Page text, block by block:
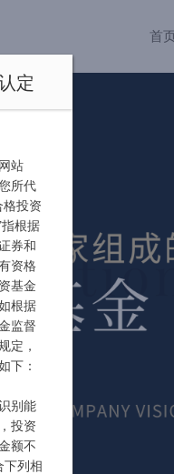
定
站
所代
格投资
指根据
券和
资格
基金
根据
监督
定，
下：
别能
投资
额不
下列相
首